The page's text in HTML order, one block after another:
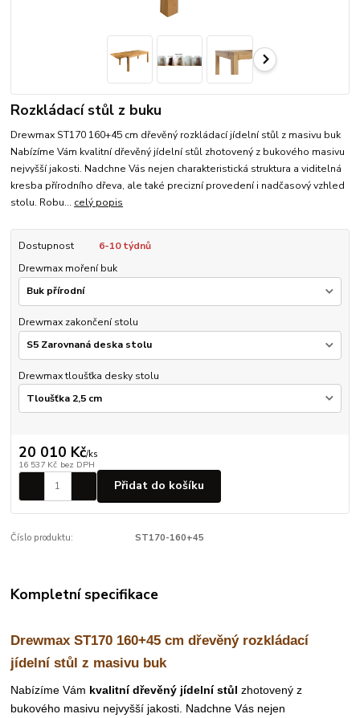
Rozkládací stůl z buku
Drewmax ST170 160+45 cm dřevěný rozkládací jídelní stůl z masivu buk
Nabízíme Vám kvalitní dřevěný jídelní stůl zhotovený z bukového masivu
nejvyšší jakosti. Nadchne Vás nejen charakteristická struktura a viditelná
kresba přírodního dřeva, ale také precizní provedení i nadčasový vzhled
stolu. Robu... celý popis
Dostupnost
6-10 týdnů
Drewmax moření buk
Drewmax zakončení stolu
Drewmax tloušťka desky stolu
20 010 Kč/ks
16 537 Kč bez DPH
Přidat do košíku
Číslo produktu: ST170-160+45
Kompletní specifikace
Drewmax ST170 160+45 cm dřevěný rozkládací
jídelní stůl z masivu buk
Nabízíme Vám kvalitní dřevěný jídelní stůlzhotovený z
bukového masivu nejvyšší jakosti. Nadchne Vás nejen